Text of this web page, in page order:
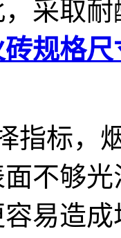
采取
规格尺
指标，
不够
易造